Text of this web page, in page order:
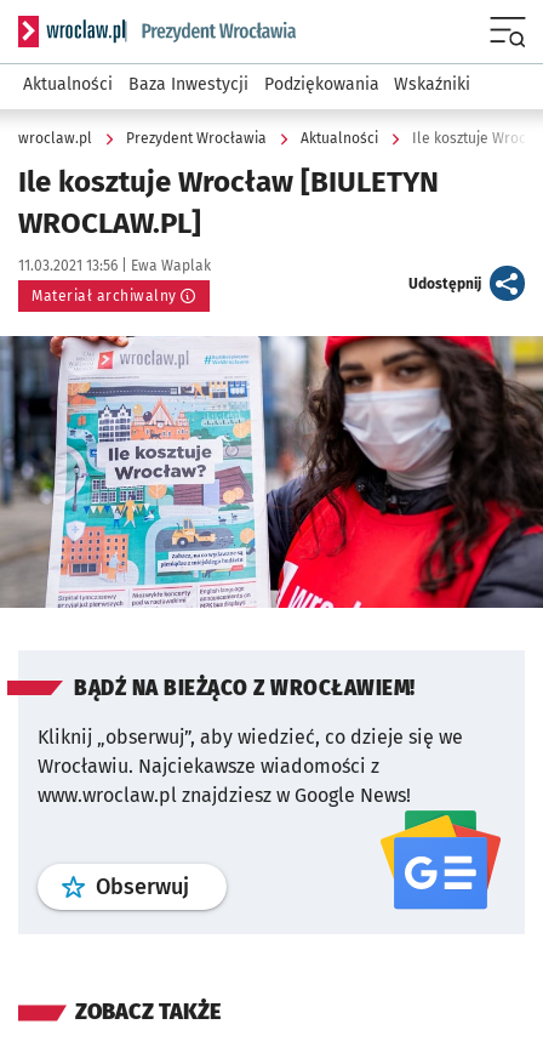
Serwis informacyjny wroclaw.pl podserwis: Prezydent
Aktualności Baza Inwestycji Podziękowania Wskaźniki
wroclaw.pl Prezydent Wrocławia Aktualności Ile kosztuje
Ile kosztuje Wrocław [BIULETYN
WROCLAW.PL]
Data publikacji:
11.03.2021 13:56 | Autor:
Ewa Waplak
Materiał archiwalny
Udostępnijartykuł
Kliknij, aby powiększyć
BĄDŹ NA BIEŻĄCO Z WROCŁAWIEM!
Kliknij „obserwuj”, aby wiedzieć, co dzieje się we
Wrocławiu. Najciekawsze wiadomości z
www.wroclaw.pl znajdziesz w Google News!
Obserwuj profil serwisu
ZOBACZ TAKŻE